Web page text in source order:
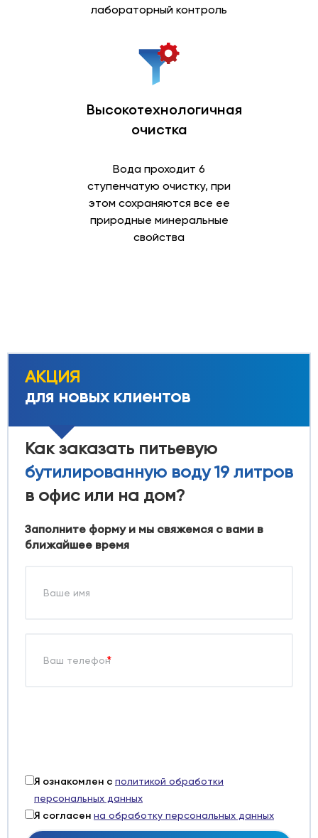
лабораторный контроль
Высокотехнологичная
очистка
Вода проходит 6
ступенчатую очистку, при
этом сохраняются все ее
природные минеральные
свойства
АКЦИЯ
для новых клиентов
Как заказать питьевую
бутилированную воду 19 литров
в офис или на дом?
Заполните форму и мы свяжемся с вами в
ближайшее время
*
Я ознакомлен с политикой обработки
персональных данных
Я согласен на обработку персональных данных